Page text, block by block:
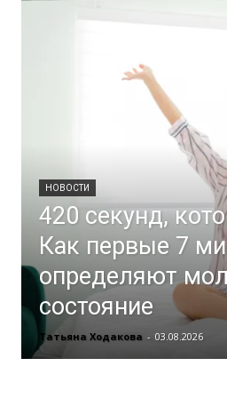
НОВОСТИ
420 секунд,
Как первые 7
определяют
состояние
Татьяна Ходакова - 03.08.2026